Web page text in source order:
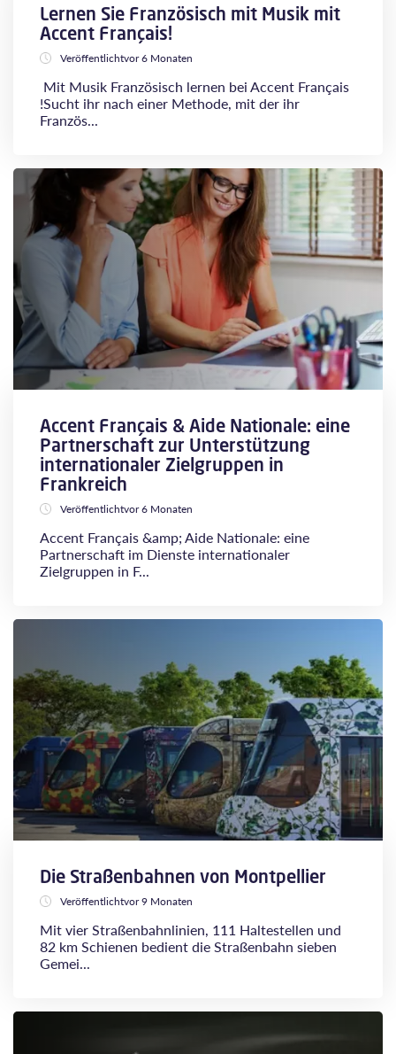
Lernen Sie Französisch mit Musik mit
Accent Français!
Veröffentlichtvor 6 Monaten
Mit Musik Französisch lernen bei Accent Français
!Sucht ihr nach einer Methode, mit der ihr
Französ...
Accent Français & Aide Nationale: eine
Partnerschaft zur Unterstützung
internationaler Zielgruppen in
Frankreich
Veröffentlichtvor 6 Monaten
Accent Français &amp; Aide Nationale: eine
Partnerschaft im Dienste internationaler
Zielgruppen in F...
Die Straßenbahnen von Montpellier
Veröffentlichtvor 9 Monaten
Mit vier Straßenbahnlinien, 111 Haltestellen und
82 km Schienen bedient die Straßenbahn sieben
Gemei...